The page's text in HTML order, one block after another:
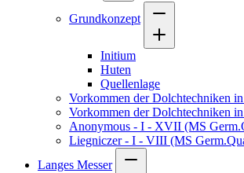
Grundkonzept
Initium
Huten
Quellenlage
Vorkommen der Dolchtechniken
Vorkommen der Dolchtechniken
Anonymous - I - XVII (MS
Liegniczer - I - VIII (MS
Langes Messer